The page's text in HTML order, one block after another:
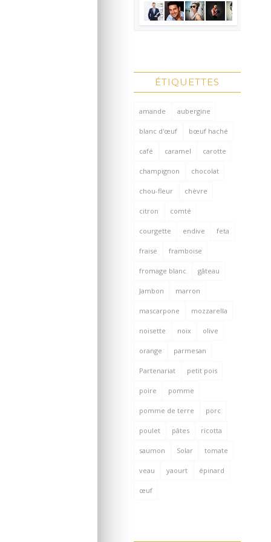
ÉTIQUETTES
amande aubergine
blanc d'œuf bœuf haché
café caramel carotte
champignon chocolat
chou-fleur chèvre
citron comté
courgette endive feta
fraise framboise
fromage blanc gâteau
Jambon marron
mascarpone mozzarella
noisette noix olive
orange parmesan
Partenariat petit pois
poire pomme
pomme de terre porc
poulet pâtes ricotta
saumon Solar tomate
veau yaourt épinard
œuf